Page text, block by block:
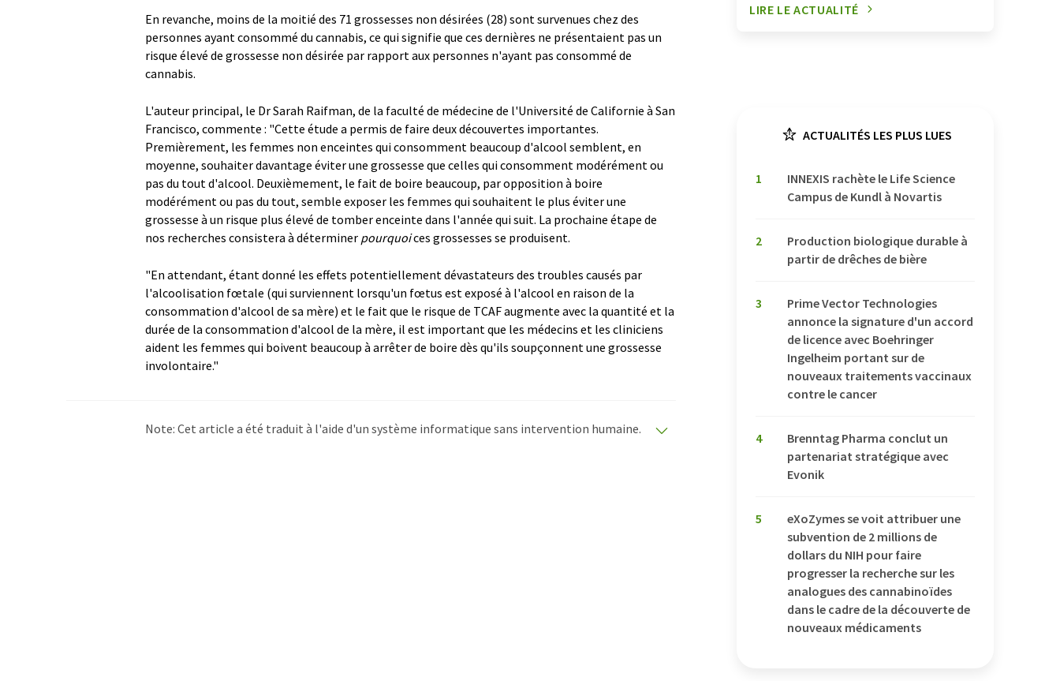
En revanche, moins de la moitié des 71 grossesses non désirées (28) sont survenues chez des
personnes ayant consommé du cannabis, ce qui signifie que ces dernières ne présentaient pas un
risque élevé de grossesse non désirée par rapport aux personnes n'ayant pas consommé de
cannabis.
L'auteur principal, le Dr Sarah Raifman, de la faculté de médecine de l'Université de Californie à San
Francisco, commente : "Cette étude a permis de faire deux découvertes importantes.
Premièrement, les femmes non enceintes qui consomment beaucoup d'alcool semblent, en
moyenne, souhaiter davantage éviter une grossesse que celles qui consomment modérément ou
pas du tout d'alcool. Deuxièmement, le fait de boire beaucoup, par opposition à boire
modérément ou pas du tout, semble exposer les femmes qui souhaitent le plus éviter une
grossesse à un risque plus élevé de tomber enceinte dans l'année qui suit. La prochaine étape de
nos recherches consistera à déterminer pourquoices grossesses se produisent.
"En attendant, étant donné les effets potentiellement dévastateurs des troubles causés par
l'alcoolisation fœtale (qui surviennent lorsqu'un fœtus est exposé à l'alcool en raison de la
consommation d'alcool de sa mère) et le fait que le risque de TCAF augmente avec la quantité et la
durée de la consommation d'alcool de la mère, il est important que les médecins et les cliniciens
aident les femmes qui boivent beaucoup à arrêter de boire dès qu'ils soupçonnent une grossesse
involontaire."
Note: Cet article a été traduit à l'aide d'un système informatique sans intervention humaine.
LIRE LE ACTUALITÉ
ACTUALITÉS LES PLUS LUES
1
INNEXIS rachète le Life Science
Campus de Kundl à Novartis
2
Production biologique durable à
partir de drêches de bière
3
Prime Vector Technologies
annonce la signature d'un accord
de licence avec Boehringer
Ingelheim portant sur de
nouveaux traitements vaccinaux
contre le cancer
4
Brenntag Pharma conclut un
partenariat stratégique avec
Evonik
5
eXoZymes se voit attribuer une
subvention de 2 millions de
dollars du NIH pour faire
progresser la recherche sur les
analogues des cannabinoïdes
dans le cadre de la découverte de
nouveaux médicaments